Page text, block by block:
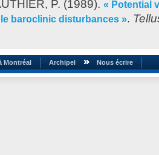
P. (1989). « Potential
baroclinic disturbances ».
Montréal Archipel Nous écrire